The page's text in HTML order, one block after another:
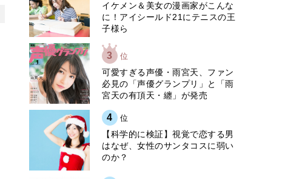
イケメン＆美女の漫画家がこんな
に！アイシールド21にテニスの王
子様ら
3 位
可愛すぎる声優・雨宮天、ファン
必見の「声優グランプリ」と「雨
宮天の有頂天・纏」が発売
4 位
【科学的に検証】視覚で恋する男
はなぜ、女性のサンタコスに弱い
のか？